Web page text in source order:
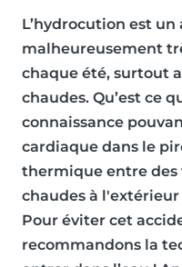
L’hydrocution est un
malheureusement
chaque été, surtout
chaudes. Qu’est ce
connaissance
cardiaque dans le
thermique entre
chaudes à l'extérieur
Pour éviter cet
recommandons la